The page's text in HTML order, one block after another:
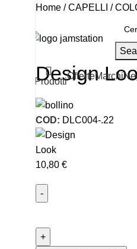
Prodotti
OfferteMarchi
Home CAPELLI
Design
COD: DLC004-.22
10,80 €